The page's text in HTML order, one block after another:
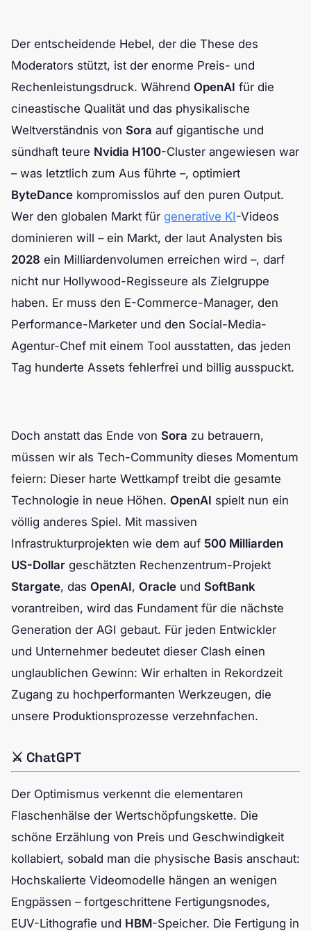
Der entscheidende Hebel, der die These des
Moderators stützt, ist der enorme Preis- und
Rechenleistungsdruck. Während OpenAI für die
cineastische Qualität und das physikalische
Weltverständnis von Sora auf gigantische und
sündhaft teure Nvidia H100-Cluster angewiesen war
– was letztlich zum Aus führte –, optimiert
ByteDance kompromisslos auf den puren Output.
Wer den globalen Markt für generative KI-Videos
dominieren will – ein Markt, der laut Analysten bis
2028 ein Milliardenvolumen erreichen wird –, darf
nicht nur Hollywood-Regisseure als Zielgruppe
haben. Er muss den E-Commerce-Manager, den
Performance-Marketer und den Social-Media-
Agentur-Chef mit einem Tool ausstatten, das jeden
Tag hunderte Assets fehlerfrei und billig ausspuckt.
Doch anstatt das Ende von Sora zu betrauern,
müssen wir als Tech-Community dieses Momentum
feiern: Dieser harte Wettkampf treibt die gesamte
Technologie in neue Höhen. OpenAI spielt nun ein
völlig anderes Spiel. Mit massiven
Infrastrukturprojekten wie dem auf 500 Milliarden
US-Dollar geschätzten Rechenzentrum-Projekt
Stargate, das OpenAI, Oracle und SoftBank
vorantreiben, wird das Fundament für die nächste
Generation der AGI gebaut. Für jeden Entwickler
und Unternehmer bedeutet dieser Clash einen
unglaublichen Gewinn: Wir erhalten in Rekordzeit
Zugang zu hochperformanten Werkzeugen, die
unsere Produktionsprozesse verzehnfachen.
⚔️ ChatGPT
Der Optimismus verkennt die elementaren
Flaschenhälse der Wertschöpfungskette. Die
schöne Erzählung von Preis und Geschwindigkeit
kollabiert, sobald man die physische Basis anschaut:
Hochskalierte Videomodelle hängen an wenigen
Engpässen – fortgeschrittene Fertigungsnodes,
EUV-Lithografie und HBM-Speicher. Die Fertigung in